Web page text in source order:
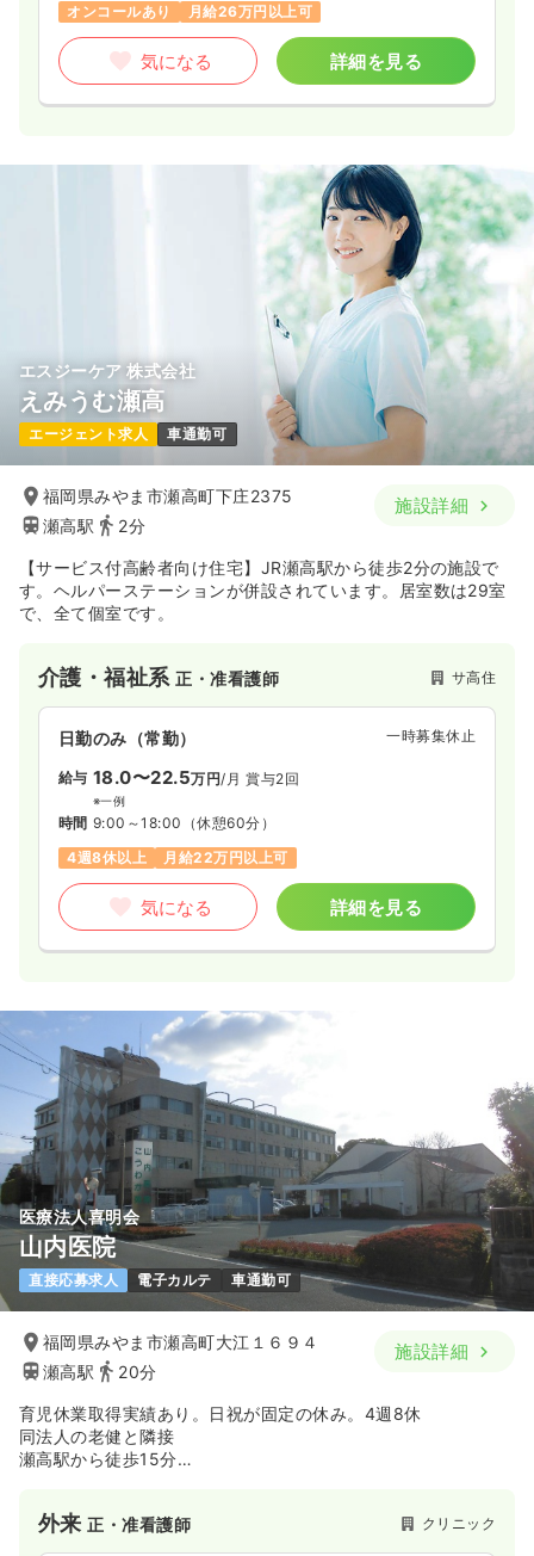
オンコールあり
月給26万円以上可
気になる 詳細を見る
エスジーケア 株式会社
えみうむ瀬高
エージェント求人 車通勤可
福岡県みやま市瀬高町下庄2375
瀬高駅
2分
施設詳細
【サービス付高齢者向け住宅】JR瀬高駅から徒歩2分の施設で
す。ヘルパーステーションが併設されています。居室数は29室
で、全て個室です。
介護・福祉系正・准看護師 サ高住
日勤のみ（常勤） 一時募集休止
給与 18.0〜22.5万円/月 賞与2回
※一例
時間 9:00～18:00 （休憩60分）
4週8休以上
月給22万円以上可
気になる 詳細を見る
医療法人喜明会
山内医院
直接応募求人 電子カルテ 車通勤可
福岡県みやま市瀬高町大江１６９４
瀬高駅
20分
施設詳細
育児休業取得実績あり。日祝が固定の休み。4週8休
同法人の老健と隣接
瀬高駅から徒歩15分
外来正・准看護師 クリニック